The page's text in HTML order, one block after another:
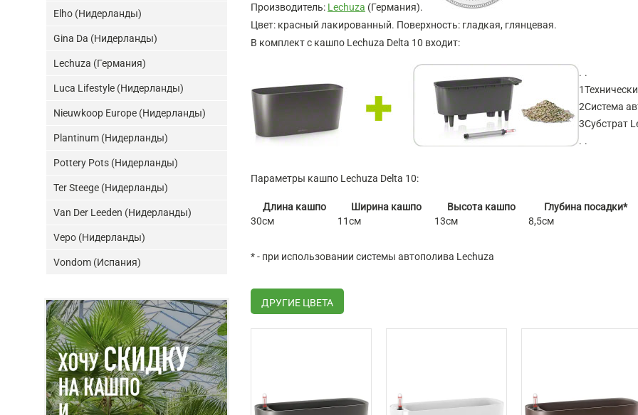
Производитель: Lechuza (Германия).
Цвет: красный лакированный. Поверхность: гладкая, глянцевая.
В комплект с кашпо Lechuza Delta 10 входит:
. .
1
2Система
3Субстрат
. .
Параметры кашпо Lechuza Delta 10:
Длина кашпо Ширина кашпо Высота кашпо Глубина посадки*
30см
11см 13см 8,5см
* - при использовании системы автополива Lechuza
ДРУГИЕ ЦВЕТА
Elho (Нидерланды)
Gina Da (Нидерланды)
Lechuza (Германия)
Luca Lifestyle (Нидерланды)
Nieuwkoop Europe (Нидерланды)
Plantinum (Нидерланды)
Pottery Pots (Нидерланды)
Ter Steege (Нидерланды)
Van Der Leeden (Нидерланды)
Vepo (Нидерланды)
Vondom (Испания)